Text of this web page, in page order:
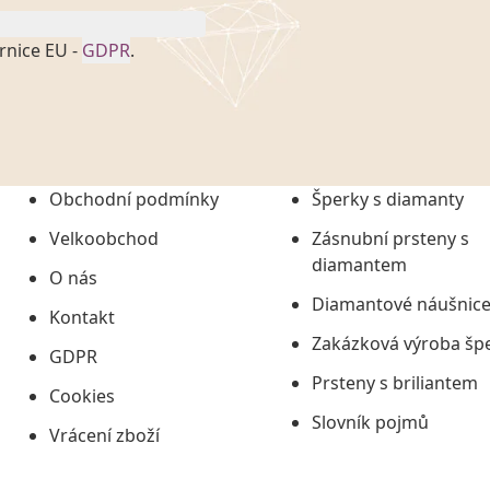
EU - GDPR.
č. 101/2000 Sb. v
uchováním veškerých
údajů či jako jeho
informací, nejdéle
Obchodní podmínky
Velkoobchod
O nás
Kontakt
GDPR
Cookies
Vrácení zboží
Šperky s diamanty
Zásnubní prsteny s
diamantem
Diamantové náušnice
Zakázková výroba
Prsteny s briliantem
Slovník pojmů